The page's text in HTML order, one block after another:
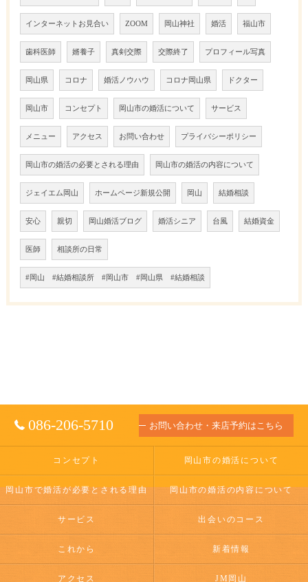
インターネットお見合い ZOOM 岡山神社 婚活 福山市
歯科医師 婿養子 真剣交際 交際終了 プロフィール写真
岡山県 コロナ 婚活ノウハウ コロナ岡山県 ドクター
岡山市 コンセプト 岡山市の婚活について サービス
メニュー アクセス お問い合わせ プライバシーポリシー
岡山市の婚活の必要とされる理由 岡山市の婚活の内容について
ジェイエム岡山 ホームページ新規公開 岡山 結婚相談
安心 親切 岡山婚活ブログ 婚活シニア 台風 結婚資金
医師 相談所の日常
#岡山 #結婚相談所 #岡山市 #岡山県 #結婚相談
086-206-5710 お問い合わせ・来店予約はこちら
コンセプト 岡山市の婚活について
岡山市で婚活が必要とされる理由 岡山市の婚活の内容について
サービス 出会いのコース
これから 新着情報
アクセス JM岡山